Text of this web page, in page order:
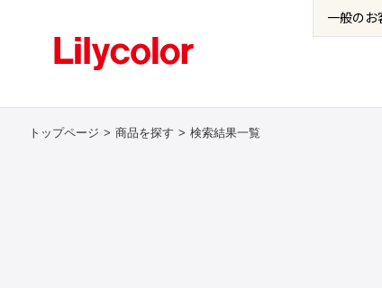
一般のお
トップページ 商品を探す 検索結果一覧